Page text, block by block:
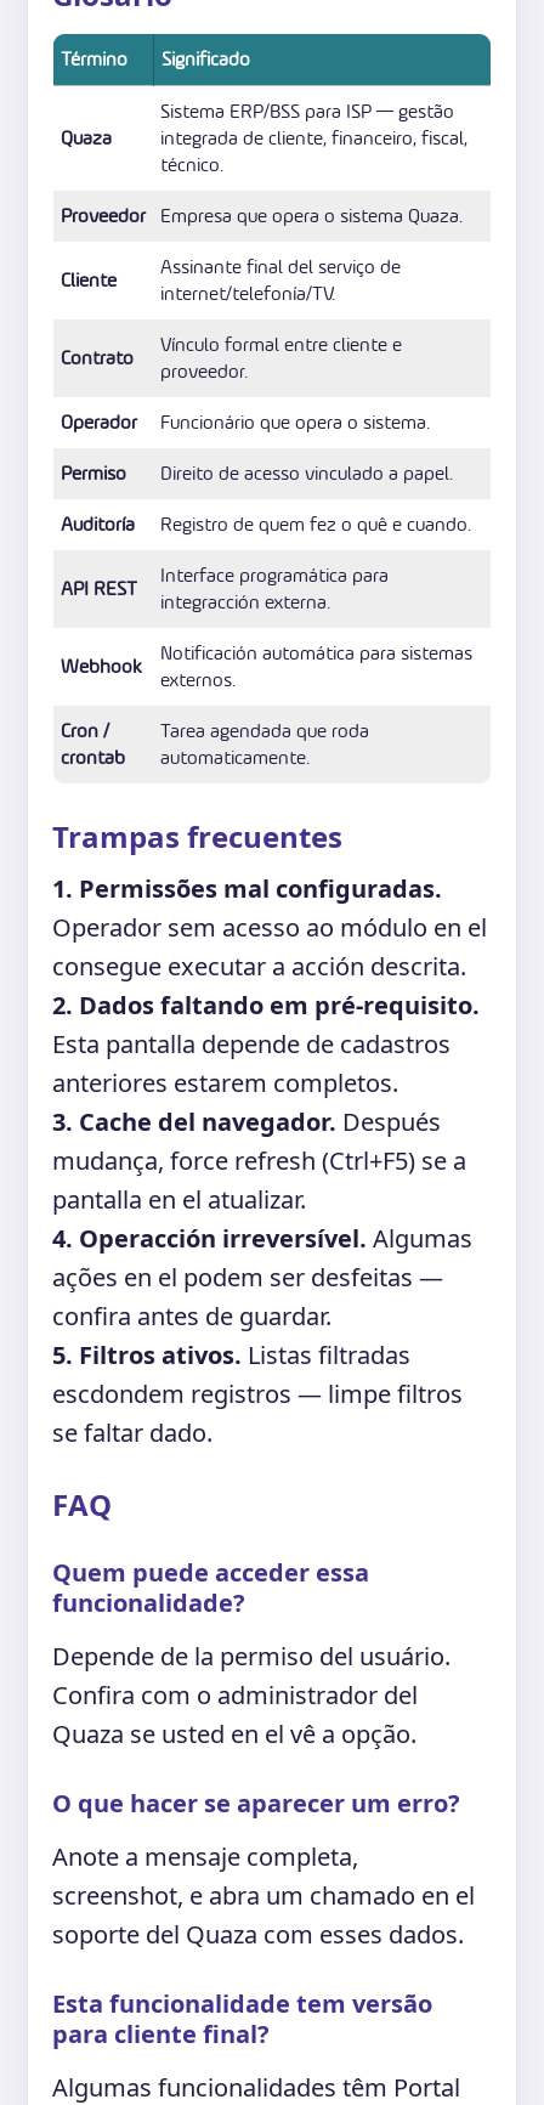
Término Significado
Quaza
Sistema ERP/BSS para ISP — gestão
integrada de cliente, financeiro, fiscal,
técnico.
Proveedor
Empresa que opera o sistema Quaza.
Cliente
Assinante final del serviço de
internet/telefonía/TV.
Contrato
Vínculo formal entre cliente e
proveedor.
Operador
Funcionário que opera o sistema.
Permiso
Direito de acesso vinculado a papel.
Auditoría
Registro de quem fez o quê e cuando.
API REST
Interface programática para
integracción externa.
Webhook
Notificación automática para sistemas
externos.
Cron /
crontab
Tarea agendada que roda
automaticamente.
Trampas frecuentes
1. Permissões mal configuradas.
Operador sem acesso ao módulo en el
consegue executar a acción descrita.
2. Dados faltando em pré-requisito.
Esta pantalla depende de cadastros
anteriores estarem completos.
3. Cache del navegador. Después
mudança, force refresh (Ctrl+F5) se a
pantalla en el atualizar.
4. Operacción irreversível. Algumas
ações en el podem ser desfeitas —
confira antes de guardar.
5. Filtros ativos. Listas filtradas
escdondem registros — limpe filtros
se faltar dado.
FAQ
Quem puede acceder essa
funcionalidade?
Depende de la permiso del usuário.
Confira com o administrador del
Quaza se usted en el vê a opção.
O que hacer se aparecer um erro?
Anote a mensaje completa,
screenshot, e abra um chamado en el
soporte del Quaza com esses dados.
Esta funcionalidade tem versão
para cliente final?
Algumas funcionalidades têm Portal